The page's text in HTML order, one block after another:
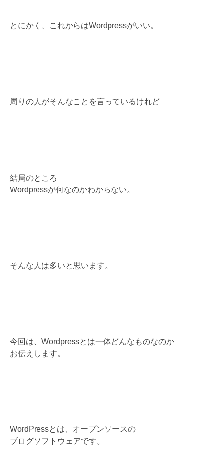
とにかく、これからはWordpressがいい。
周りの人がそんなことを言っているけれど
結局のところ
Wordpressが何なのかわからない。
そんな人は多いと思います。
今回は、Wordpressとは一体どんなものなのか
お伝えします。
WordPressとは、オープンソースの
ブログソフトウェアです。